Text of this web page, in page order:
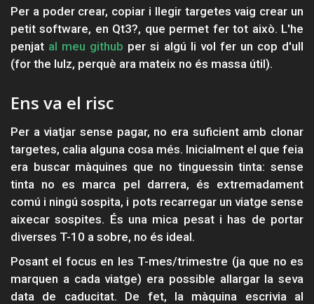
Per a poder crear, copiar i llegir targetes vaig crear un
petit software, en Qt3?, que permet fer tot això. L'he
penjat al meu github per si algú li vol fer un cop d'ull
(for the lulz, perquè ara mateix no és massa útil).
Ens va el risc
Per a viatjar sense pagar, no era suficient amb clonar
targetes, calia alguna cosa més. Inicialment el que feia
era buscar màquines que no tinguessin tinta: sense
tinta no es marca pel darrera, és extremadament
comú i ningú sospita, i pots recarregar un viatge sense
aixecar sospites. És una mica pesat i has de portar
diverses T-10 a sobre, no és ideal.
Posant el focus en les T-mes/trimestre (ja que no es
marquen a cada viatge) era possible allargar la seva
data de caducitat. De fet, la màquina escrivia al